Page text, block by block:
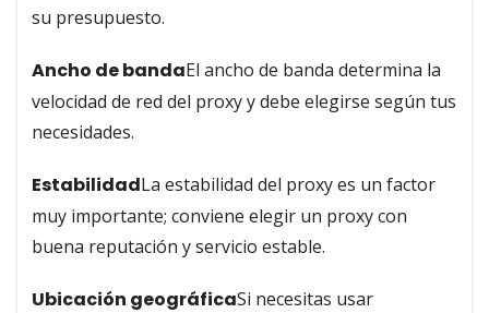
su presupuesto.
Ancho de bandaEl ancho de banda determina la
velocidad de red del proxy y debe elegirse según tus
necesidades.
EstabilidadLa estabilidad del proxy es un factor
muy importante; conviene elegir un proxy con
buena reputación y servicio estable.
Ubicación geográficaSi necesitas usar